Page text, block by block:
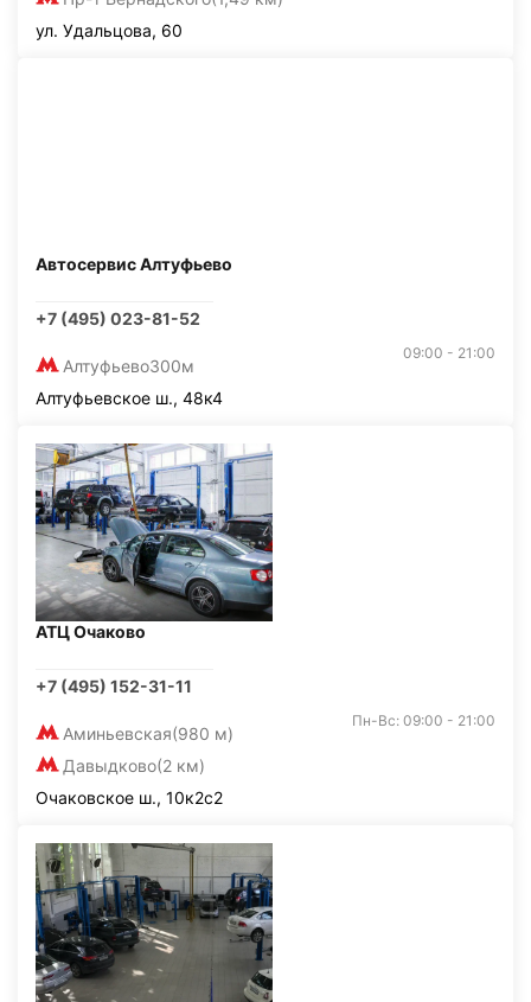
ул. Удальцова, 60
Автосервис Алтуфьево
+7 (495) 023-81-52
Алтуфьево300м
09:00 - 21:00
Алтуфьевское ш., 48к4
АТЦ Очаково
+7 (495) 152-31-11
Аминьевская(980 м)
Давыдково(2 км)
Пн-Вс: 09:00 - 21:00
Очаковское ш., 10к2с2